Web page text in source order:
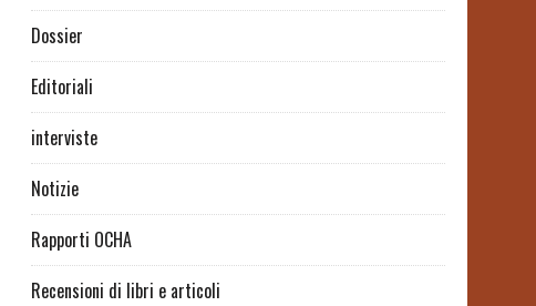
Dossier
Editoriali
interviste
Notizie
Rapporti OCHA
Recensioni di libri e articoli